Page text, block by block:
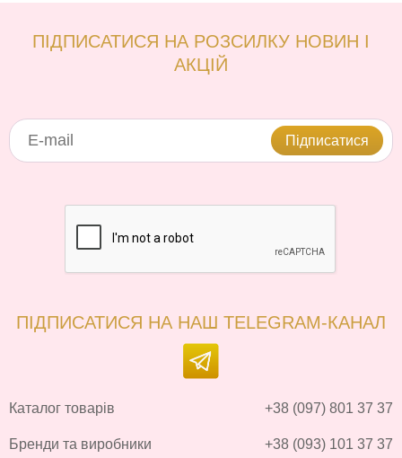
ПІДПИСАТИСЯ НА РОЗСИЛКУ НОВИН І
АКЦІЙ
Підписатися
ПІДПИСАТИСЯ НА НАШ TELEGRAM-КАНАЛ
Каталог товарів
Бренди та виробники
+38 (097) 801 37 37
+38 (093) 101 37 37